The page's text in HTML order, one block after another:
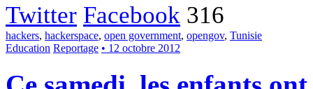
Twitter Facebook 316
hackers, hackerspace, open government, opengov, Tunisie
Education Reportage • 12 octobre 2012